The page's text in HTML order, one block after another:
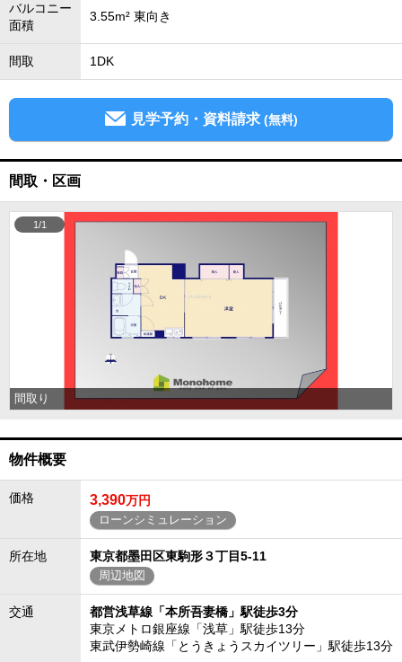
バルコニー
面積
3.55m² 東向き
間取 1DK
見学予約・資料請求 (無料)
間取・区画
間取り
1/1
物件概要
価格 3,390万円
ローンシミュレーション
所在地 東京都墨田区東駒形３丁目5-11
周辺地図
交通
都営浅草線「本所吾妻橋」駅徒歩3分
東京メトロ銀座線「浅草」駅徒歩13分
東武伊勢崎線「とうきょうスカイツリー」駅徒歩13分